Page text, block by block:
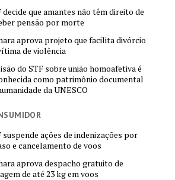
decide que amantes não têm direito de
pensão por morte
aprova projeto que facilita divórcio
de violência
do STF sobre união homoafetiva é
como patrimônio documental
da UNESCO
suspende ações de indenizações por
e cancelamento de voos
aprova despacho gratuito de
de até 23 kg em voos